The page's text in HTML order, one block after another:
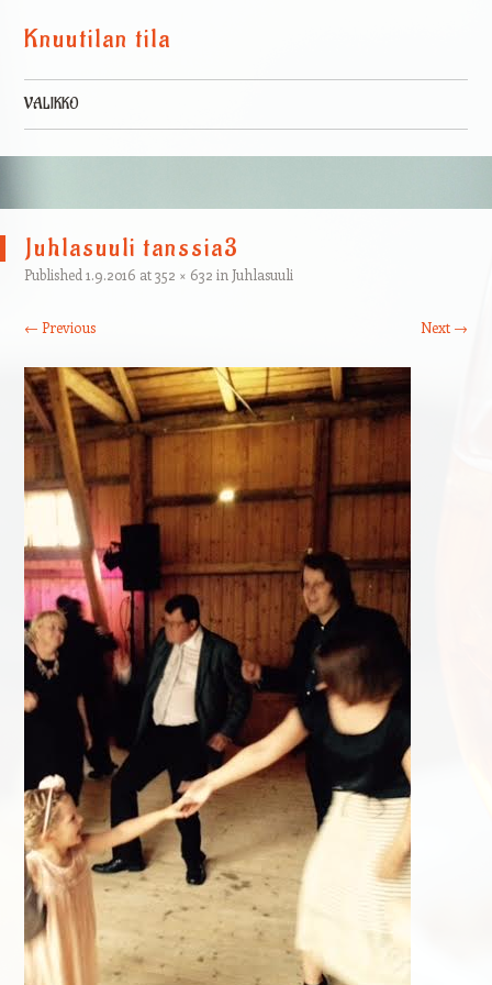
Knuutilan tila
VALIKKO
Juhlasuuli tanssia3
Published 1.9.2016 at352 × 632 in Juhlasuuli
← Previous Next →